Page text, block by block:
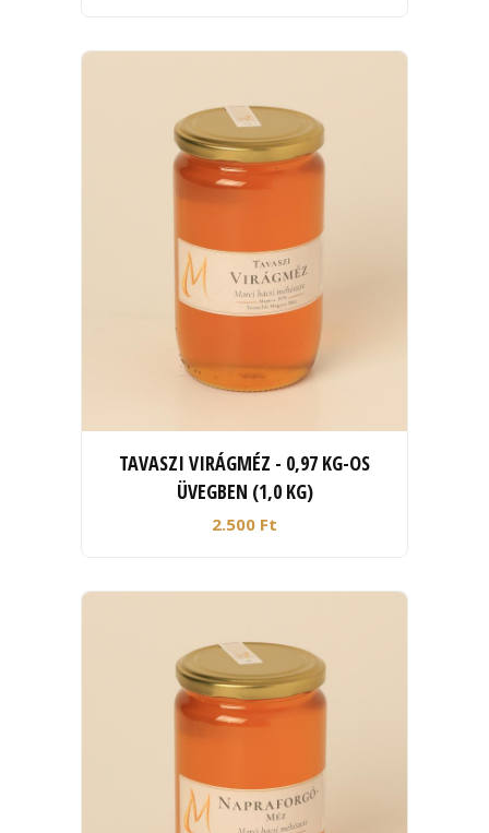
TAVASZI VIRÁGMÉZ - 0,97 KG-OS
ÜVEGBEN (1,0 KG)
2.500 Ft